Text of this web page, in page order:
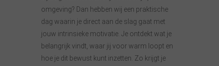
omgeving? Dan hebben wij een praktische
dag waarin je direct aan de slag gaat met
jouw intrinsieke motivatie. Je ontdekt wat je
belangrijk vindt, waar jij voor warm loopt en
hoe je dit bewust kunt inzetten. Zo krijgt je